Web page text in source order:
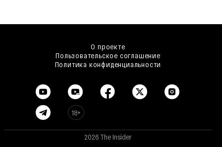
О проекте
Пользовательское соглашение
Политика конфиденциальности
18+
2026 The Insider